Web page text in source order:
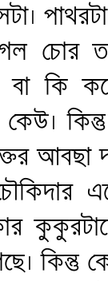
চোর
কি
কেউ।
আবছা
কিন্তু